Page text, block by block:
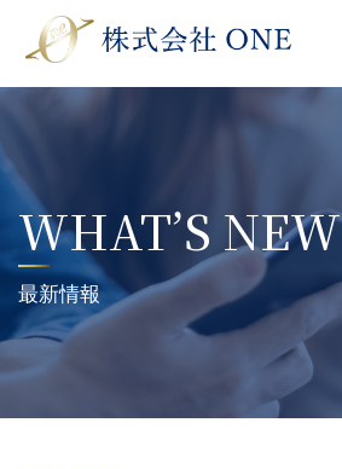
WHAT’S NEW
最新情報